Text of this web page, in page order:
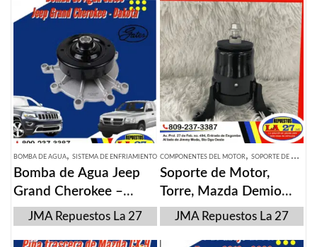
BOMBA DE AGUA, SISTEMA DE ENFRIAMIENTO
Bomba de Agua Jeep
Grand Cherokee –
Dodge Dakota 2007-
2009
JMA Repuestos La 27
COMPONENTES DEL MOTOR , SOPORTE DE MOTOR
Soporte de Motor,
Torre, Mazda Demio
2007-2015
JMA Repuestos La 27